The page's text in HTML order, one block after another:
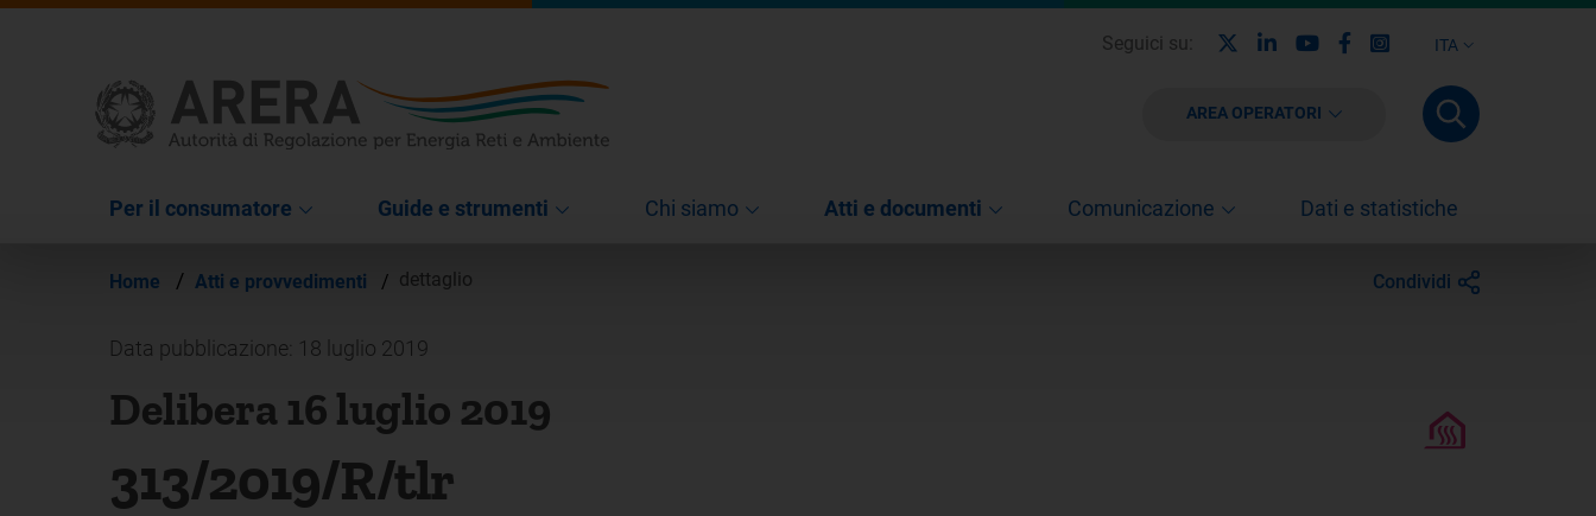
ITA
Seguici su: LinkedinYoutubeFacebook
Instagram
AREA OPERATORI
Per il consumatore Guide e strumenti Chi siamo Atti e documenti Comunicazione Dati e statistiche
Home / Atti e provvedimenti / dettaglio Condividi
Data pubblicazione: 18 luglio 2019
Delibera 16 luglio 2019
313/2019/R/tlr